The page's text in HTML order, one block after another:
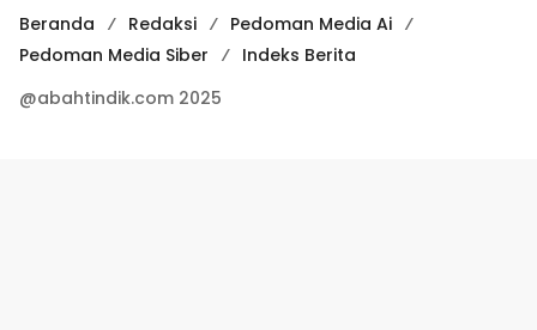
Beranda Redaksi
Pedoman Media Ai
Pedoman Media Siber
Indeks Berita
@abahtindik.com 2025